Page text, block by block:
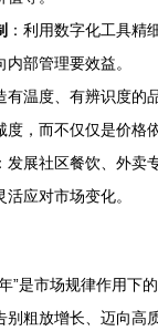
：利用数字化工具精
部管理要效益。
有温度、有辨识度的
，而不仅仅是价格依
：发展社区餐饮、外卖
应对市场变化。
”是市场规律作用下
粗放增长、迈向高